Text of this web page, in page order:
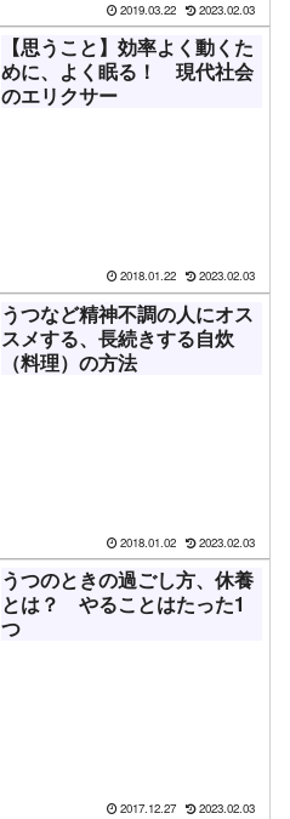
2019.03.22 2023.02.03
【思うこと】効率よく動くた
めに、よく眠る！ 現代社会
のエリクサー
2018.01.22 2023.02.03
うつなど精神不調の人にオス
スメする、長続きする自炊
（料理）の方法
2018.01.02 2023.02.03
うつのときの過ごし方、休養
とは？ やることはたった1
つ
2017.12.27 2023.02.03